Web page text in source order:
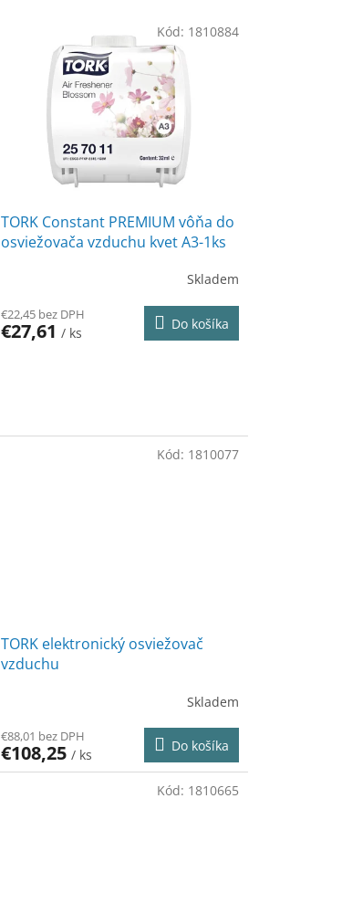
TORK Constant PREMIUM vôňa do
osviežovača vzduchu kvet A3-1ks
Skladem
€22,45 bez DPH
€27,61 / ks
Do košíka
Kód: 1810884
TORK elektronický osviežovač
vzduchu
Skladem
€88,01 bez DPH
€108,25 / ks
Do košíka
Kód: 1810077
Kód: 1810665